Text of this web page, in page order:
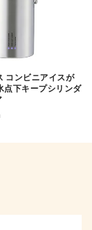
コンビニアイスが
点下キープシリンダ